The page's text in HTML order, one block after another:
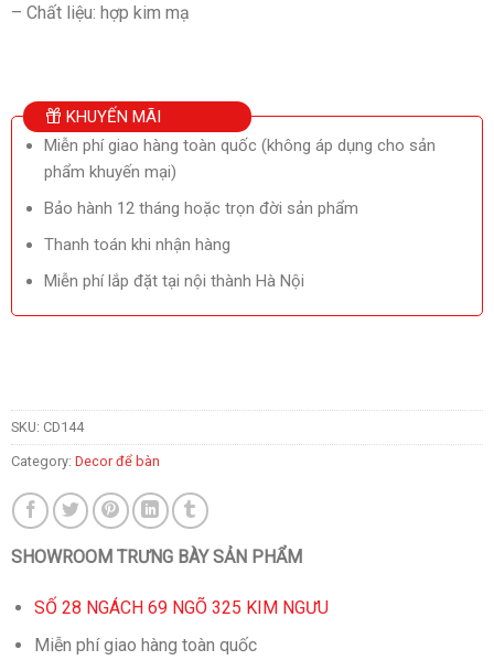
– Chất liệu: hợp kim mạ
KHUYẾN MÃI
Miễn phí giao hàng toàn quốc (không áp dụng cho sản
phẩm khuyến mại)
Bảo hành 12 tháng hoặc trọn đời sản phẩm
Thanh toán khi nhận hàng
Miễn phí lắp đặt tại nội thành Hà Nội
SKU: CD144
Category: Decor để bàn
SHOWROOM TRƯNG BÀY SẢN PHẨM
SỐ 28 NGÁCH 69 NGÕ 325 KIM NGƯU
Miễn phí giao hàng toàn quốc